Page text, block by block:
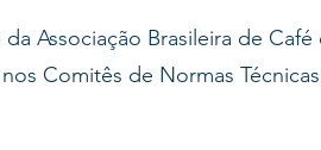
Associação Brasileira de Café
Comitês de Normas